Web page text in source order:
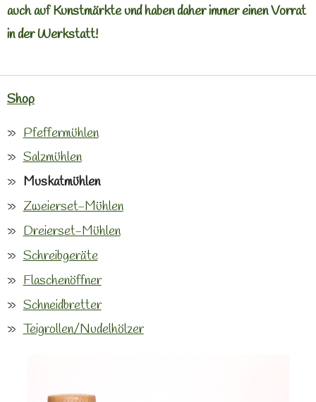
auch auf Kunstmärkte und haben daher immer einen Vorrat
in der Werkstatt!
Shop
Pfeffermühlen
Salzmühlen
Muskatmühlen
Zweierset-Mühlen
Dreierset-Mühlen
Schreibgeräte
Flaschenöffner
Schneidbretter
Teigrollen/Nudelhölzer